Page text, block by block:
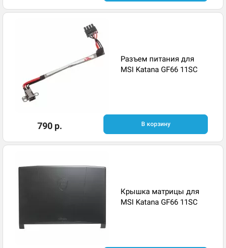
Разъем питания для
MSI Katana GF66 11SC
790 р. В корзину
Крышка матрицы для
MSI Katana GF66 11SC